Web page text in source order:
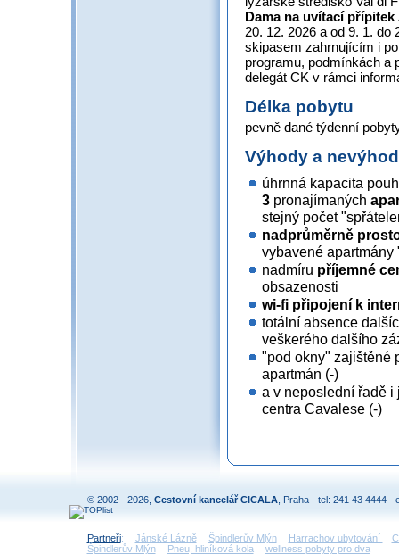
Dama na uvítací přípitek
20. 12. 2026 a od 9. 1.
skipasem zahrnujícím i
programu, podmínkách a
delegát CK v rámci
Délka pobytu
pevně dané týdenní
Výhody a
úhrnná kapacita
3 pronajímaných
stejný počet
nadprůměrně
vybavené
nadmíru příjemné
obsazenosti
wi-fi připojení k
totální absence
veškerého dalšího
"pod okny" zajištěné
apartmán (-)
a v neposlední řadě
centra Cavalese (-)
© 2002 - 2026, Cestovní kancelář CICALA , Praha - tel: 241 43 4444 -
Partneři: Jánské Lázně Špindlerův Mlýn Harrachov ubytování
Špindlerův Mlýn
Pneu, hliníková kola wellness pobyty pro dva